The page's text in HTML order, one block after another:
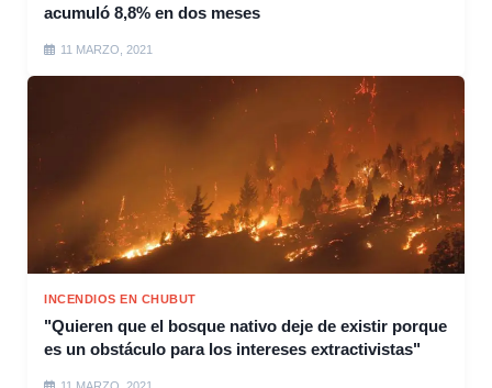
acumuló 8,8% en dos meses
11 MARZO, 2021
INCENDIOS EN CHUBUT
"Quieren que el bosque nativo deje de existir porque
es un obstáculo para los intereses extractivistas"